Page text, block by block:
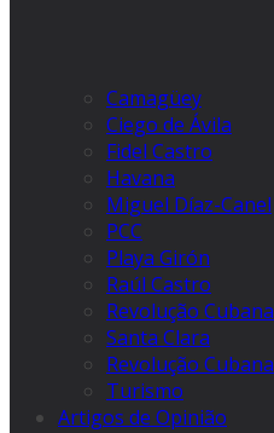
Camagüey
Ciego de Ávila
Fidel Castro
Havana
Miguel Díaz-Canel
PCC
Playa Girón
Raúl Castro
Revolução Cubana
Santa Clara
Revolução Cubana
Turismo
Artigos de Opinião